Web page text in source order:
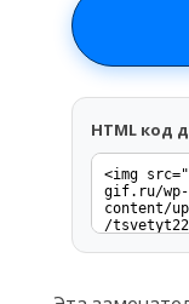
HTML код